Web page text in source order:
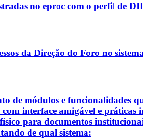
no eproc com o perfil de
da Direção do Foro no
de módulos e funcionalidades
com interface amigável e
para documentos
de qual sistema: